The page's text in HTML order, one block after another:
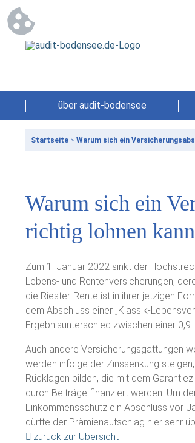
über audit-bodensee
Startseite > Warum sich ein
Warum sich ein
richtig lohnen kann
Zum 1. Januar 2022 sinkt der
Lebens- und Rentenversicherungen,
die Riester-Rente ist in ihrer jetzigen
dem Abschluss einer „Klassik-
Ergebnisunterschied zwischen einer
Auch andere Versicherungsgattungen
werden infolge der Zinssenkung
Rücklagen bilden, die mit dem
durch Beiträge finanziert werden. Um
Einkommensschutz ein Abschluss vor
dürfte der Prämienaufschlag hier sehr
zurück zur Übersicht